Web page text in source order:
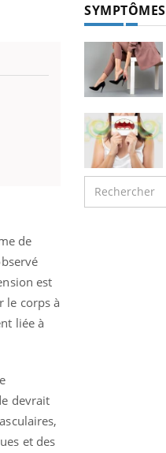
de
est
le corps à
liée à
devrait
et des
SYMPTÔMES